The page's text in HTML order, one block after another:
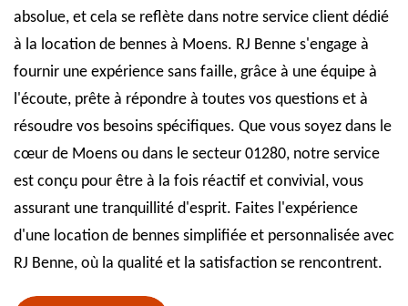
absolue, et cela se reflète dans notre service client dédié
à la location de bennes à Moens. RJ Benne s'engage à
fournir une expérience sans faille, grâce à une équipe à
l'écoute, prête à répondre à toutes vos questions et à
résoudre vos besoins spécifiques. Que vous soyez dans le
cœur de Moens ou dans le secteur 01280, notre service
est conçu pour être à la fois réactif et convivial, vous
assurant une tranquillité d'esprit. Faites l'expérience
d'une location de bennes simplifiée et personnalisée avec
RJ Benne, où la qualité et la satisfaction se rencontrent.